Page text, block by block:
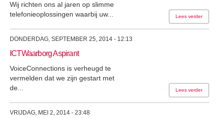
Wij richten ons al jaren op slimme
telefonieoplossingen waarbij uw...
Lees verder
DONDERDAG, SEPTEMBER 25, 2014 - 12:13
ICTWaarborg Aspirant
VoiceConnections is verheugd te
vermelden dat we zijn gestart met
de...
Lees verder
VRIJDAG, MEI 2, 2014 - 23:48